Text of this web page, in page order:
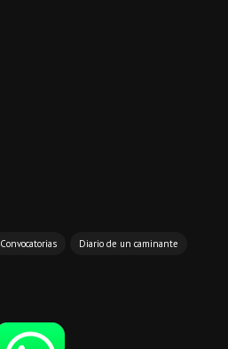
Convocatorias Diario de un caminante